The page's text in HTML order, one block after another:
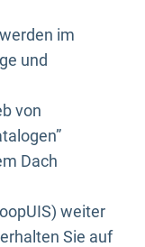
im
und
von
Dach
weiter
Sie auf